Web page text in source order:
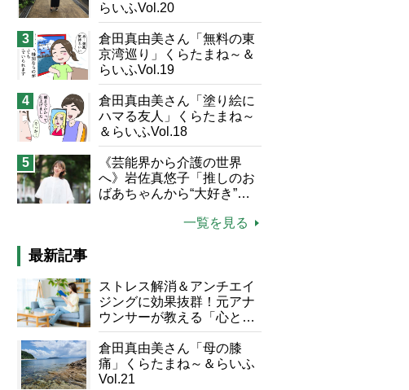
らいふVol.20
3
倉田真由美さん「無料の東
京湾巡り」くらたまね～＆
らいふVol.19
4
倉田真由美さん「塗り絵に
ハマる友人」くらたまね～
＆らいふVol.18
5
《芸能界から介護の世界
へ》岩佐真悠子「推しのお
ばあちゃんから“大好き”を
飛ぶ“やりがい”、介護の現
一覧を見る
最新記事
ストレス解消＆アンチエイ
ジングに効果抜群！元アナ
ウンサーが教える「心と体
を元気にする音読の習慣」
倉田真由美さん「母の膝
痛」くらたまね～＆らいふ
Vol.21